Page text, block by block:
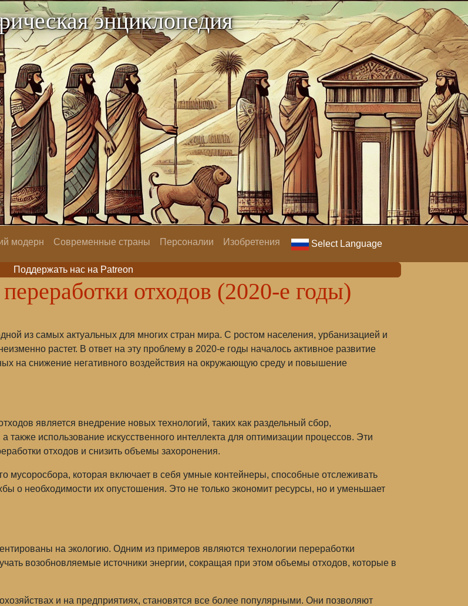
энциклопедия
модерн Современные страны Персоналии Изобретения Select Language
Поддержать нас на Patreon
отходов (2020-е годы)
из самых актуальных для многих стран мира. С ростом населения, урбанизацией и
растет. В ответ на эту проблему в 2020-е годы началось активное развитие
на снижение негативного воздействия на окружающую среду и повышение
является внедрение новых технологий, таких как раздельный сбор,
использование искусственного интеллекта для оптимизации процессов. Эти
отходов и снизить объемы захоронения.
мусоросбора, которая включает в себя умные контейнеры, способные отслеживать
о необходимости их опустошения. Это не только экономит ресурсы, но и уменьшает
на экологию. Одним из примеров являются технологии переработки
возобновляемые источники энергии, сокращая при этом объемы отходов, которые в
и на предприятиях, становятся все более популярными. Они позволяют